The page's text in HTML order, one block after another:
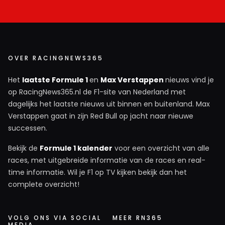
Idd blij te zien dat de FIA uit z´n fouten geleerd heeft en
de safety car procedure nu wel correct kan toepassen.
Abu Dhabi 2021 is en blijft zowat de grootste **** up die
ik me kan herinneren in de 25 jaar dat ik al F1 kijk.
Dit bericht is aangepast door de redactie.
Pole
Idd blij te zien dat de FIA uit z´n fouten geleerd heeft
een crash naast de baan en werd er enkel geel gevlagd
OVER RACINGNEWS365
Het laatste Formule 1en Max Verstappen nieuws vind je
op RacingNews365.nl de F1-site van Nederland met
dagelijks het laatste nieuws uit binnen en buitenland. Max
Verstappen gaat in zijn Red Bull op jacht naar nieuwe
successen.
Bekijk de Formule 1 kalender voor een overzicht van alle
races, met uitgebreide informatie van de races en real-
time informatie. Wil je F1 op TV kijken bekijk dan het
complete overzicht!
VOLG ONS VIA SOCIAL
MEER RN365